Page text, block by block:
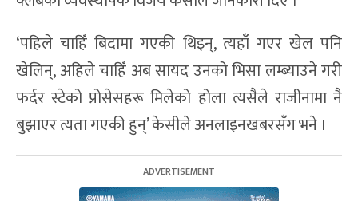
‘पहिले चाहिँ बिदामा गएकी थिइन्, त्यहाँ गएर खेल पनि
खेलिन्, अहिले चाहिँ अब सायद उनको भिसा लम्ब्याउने गरी
फर्दर स्टेको प्रोसेसहरू मिलेको होला त्यसैले राजीनामा नै
बुझाएर त्यता गएकी हुन्’ केसीले अनलाइनखबरसँग भने ।